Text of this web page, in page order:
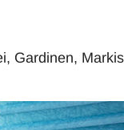
Gardinen,